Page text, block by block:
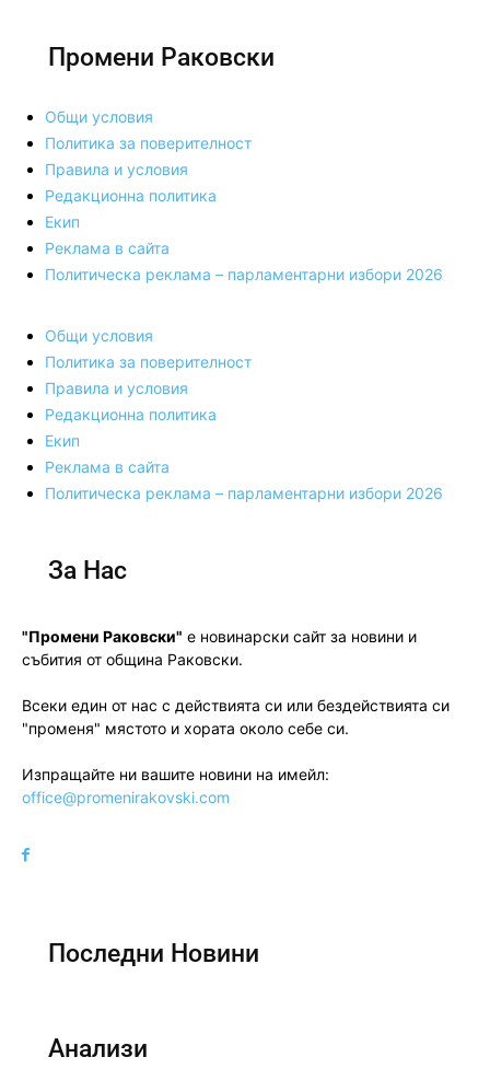
Промени Раковски
Общи условия
Политика за поверителност
Правила и условия
Редакционна политика
Екип
Реклама в сайта
Политическа реклама – парламентарни избори 2026
Общи условия
Политика за поверителност
Правила и условия
Редакционна политика
Екип
Реклама в сайта
Политическа реклама – парламентарни избори 2026
За Нас
"Промени Раковски" е новинарски сайт за новини и
събития от община Раковски.
Всеки един от нас с действията си или бездействията си
"променя" мястото и хората около себе си.
Изпращайте ни вашите новини на имейл:
office@promenirakovski.com
Последни Новини
Анализи